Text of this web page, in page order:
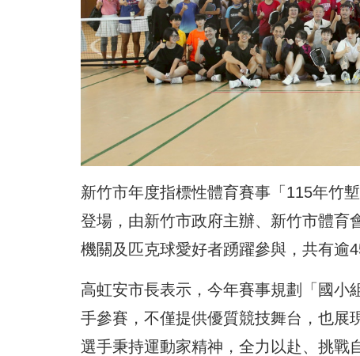
新竹市年度指標性體育賽事「115年竹
登場，由新竹市政府主辦、新竹市體育
機關及匹克球愛好者踴躍參與，共有逾
高虹安市長表示，今年賽事規劃「國小
手參賽，不僅提供優質競技舞台，也展
選手秉持運動家精神，全力以赴、挑戰